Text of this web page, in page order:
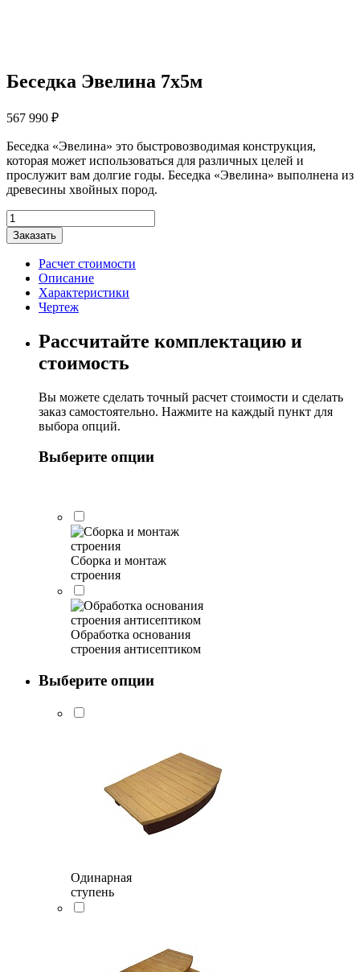
Беседка Эвелина 7х5м
567 990 ₽
Беседка «Эвелина» это быстровозводимая конструкция,
которая может использоваться для различных целей и
прослужит вам долгие годы. Беседка «Эвелина» выполнена из
древесины хвойных пород.
Количество
товара
Беседка
Эвелина
7х5м
Заказать
Расчет стоимости
Описание
Характеристики
Чертеж
Рассчитайте комплектацию и
стоимость
Вы можете сделать точный расчет стоимости и сделать
заказ самостоятельно. Нажмите на каждый пункт для
выбора опций.
Выберите опции
Сборка и монтаж
строения
Обработка основания
строения антисептиком
Выберите опции
Одинарная
ступень